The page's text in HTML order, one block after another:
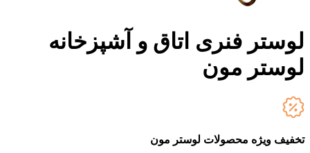
لوستر فنری اتاق و آشپزخانه
لوستر مون
تخفیف ویژه محصولات لوستر مون